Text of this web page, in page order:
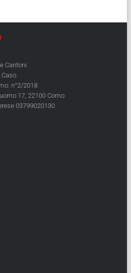
Cantoni
Caso
n°2/2018
17, 22100 Como
03799020130